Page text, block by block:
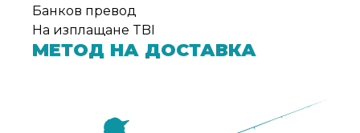
Банков превод
На изплащане TBI
МЕТОД НА ДОСТАВКА